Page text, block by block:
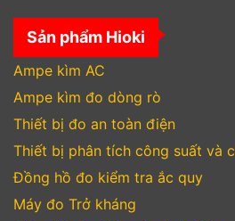
Sản phẩm Hioki
Ampe kìm AC
Ampe kìm đo dòng rò
Thiết bị đo an toàn điện
Thiết bị phân tích công suất và
Đồng hồ đo kiểm tra ắc quy
Máy đo Trở kháng